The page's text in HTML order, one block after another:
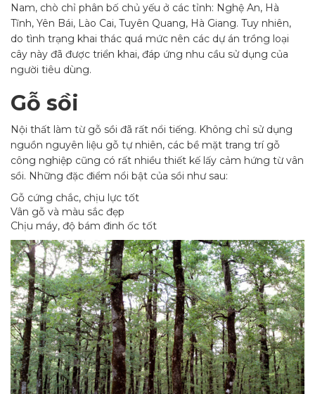
Nam, chò chỉ phân bố chủ yếu ở các tỉnh: Nghệ An, Hà
Tĩnh, Yên Bái, Lào Cai, Tuyên Quang, Hà Giang. Tuy nhiên,
do tình trạng khai thác quá mức nên các dự án trồng loại
cây này đã được triển khai, đáp ứng nhu cầu sử dụng của
người tiêu dùng.
Gỗ sồi
Nội thất làm từ gỗ sồi đã rất nổi tiếng. Không chỉ sử dụng
nguồn nguyên liệu gỗ tự nhiên, các bề mặt trang trí gỗ
công nghiệp cũng có rất nhiều thiết kế lấy cảm hứng từ vân
sồi. Những đặc điểm nổi bật của sồi như sau:
Gỗ cứng chắc, chịu lực tốt
Vân gỗ và màu sắc đẹp
Chịu máy, độ bám đinh ốc tốt